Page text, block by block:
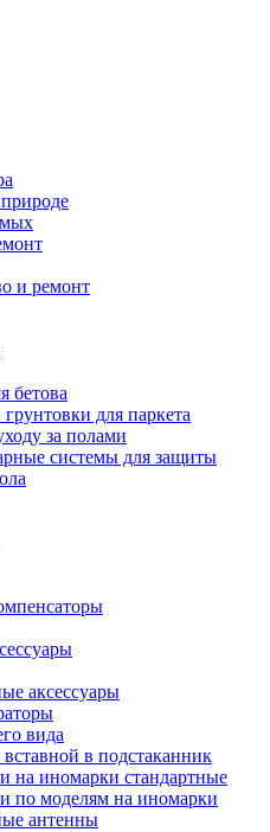
и ремонт
бетова
для паркета
за полами
системы для защиты
аксессуары
вида
в подстаканник
на иномарки стандартные
по моделям на иномарки
антенны